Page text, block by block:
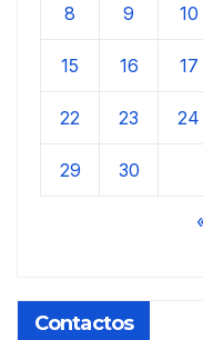
8 9 10
15 16 17
22 23 24
29 30
Contactos